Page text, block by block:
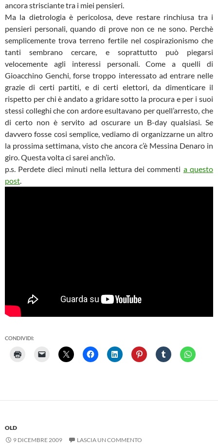
ancora strisciante tra i miei pensieri.
Ma la dietrologia è pericolosa, deve restare rinchiusa tra i
pensieri personali, quando di prove non ce ne sono. Perchè
semplicemente trova terreno fertile nel cospirazionismo che
tanti sembrano cercare, e soprattutto può piegarsi
velocemente agli interessi personali. Come a quelli di
Gioacchino Genchi, forse troppo interessato ad entrare nelle
grazie di certi partiti, e di certi elettori, da dimenticare il
rispetto per chi è andato a gridare sotto la procura e per i suoi
stessi colleghi che con ardore esultavano per quell’arresto, che
di certo non è servito ad oscurare un B-day qualsiasi. Se
davvero fosse cosi semplice, vediamo di organizzarne un altro
la prossima settimana, visto che ancora c’è Messina Denaro in
giro. Questa volta ci sarei anch’io.
p.s. Perdete dieci minuti nella lettura dei commenti a questo
post.
CONDIVIDI:
OLD
9 DICEMBRE 2009
LASCIA UN COMMENTO